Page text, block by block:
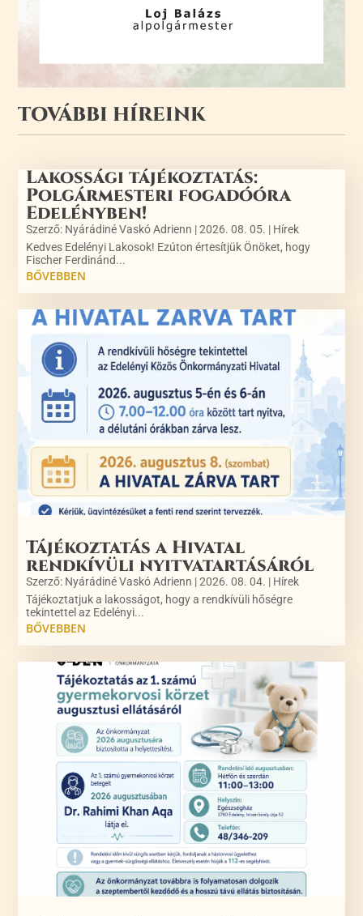
TOVÁBBI HÍREINK
Lakossági tájékoztatás:
Polgármesteri fogadóóra
Edelényben!
Szerző: Nyárádiné Vaskó Adrienn |2026. 08. 05. | Hírek
Kedves Edelényi Lakosok! Ezúton értesítjük Önöket, hogy
Fischer Ferdinánd...
BŐVEBBEN
Tájékoztatás a Hivatal
rendkívüli nyitvatartásáról
Szerző: Nyárádiné Vaskó Adrienn |2026. 08. 04. | Hírek
Tájékoztatjuk a lakosságot, hogy a rendkívüli hőségre
tekintettel az Edelényi...
BŐVEBBEN